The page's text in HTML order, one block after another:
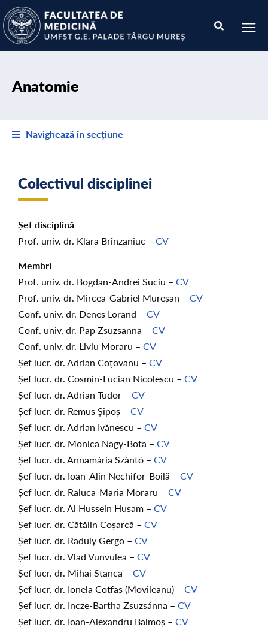
Anatomie
Navighează în secțiune
Colectivul disciplinei
Șef disciplină
Prof. univ. dr. Klara Brînzaniuc – CV
Membri
Prof. univ. dr. Bogdan-Andrei Suciu – CV
Prof. univ. dr. Mircea-Gabriel Mureșan – CV
Conf. univ. dr. Denes Lorand – CV
Conf. univ. dr. Pap Zsuzsanna – CV
Conf. univ. dr. Liviu Moraru – CV
Șef lucr. dr. Adrian Coțovanu – CV
Șef lucr. dr. Cosmin-Lucian Nicolescu – CV
Șef lucr. dr. Adrian Tudor – CV
Șef lucr. dr. Remus Șipoș – CV
Șef lucr. dr. Adrian Ivănescu – CV
Șef lucr. dr. Monica Nagy-Bota – CV
Șef lucr. dr. Annamária Szántó – CV
Șef lucr. dr. Ioan-Alin Nechifor-Boilă – CV
Șef lucr. dr. Raluca-Maria Moraru – CV
Șef lucr. dr. Al Hussein Husam – CV
Șef lucr. dr. Cătălin Coșarcă – CV
Șef lucr. dr. Raduly Gergo – CV
Șef lucr. dr. Vlad Vunvulea – CV
Șef lucr. dr. Mihai Stanca – CV
Șef lucr. dr. Ionela Cotfas (Movileanu) – CV
Șef lucr. dr. Incze-Bartha Zsuzsánna – CV
Șef lucr. dr. Ioan-Alexandru Balmoș – CV